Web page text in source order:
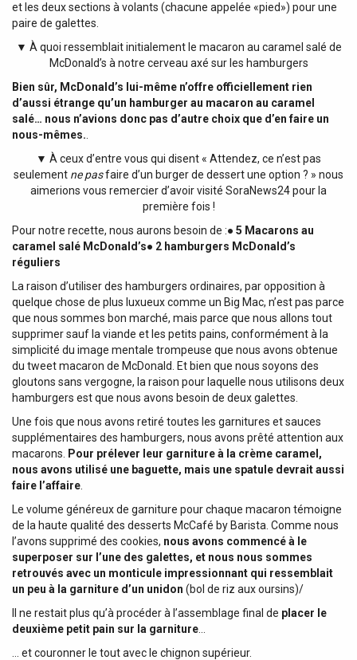
et les deux sections à volants (chacune appelée «pied») pour une
paire de galettes.
▼ À quoi ressemblait initialement le macaron au caramel salé de
McDonald’s à notre cerveau axé sur les hamburgers
Bien sûr, McDonald’s lui-même n’offre officiellement rien
d’aussi étrange qu’un hamburger au macaron au caramel
salé… nous n’avions donc pas d’autre choix que d’en faire un
nous-mêmes.
▼ À ceux d’entre vous qui disent « Attendez, ce n’est pas
seulement ne pasfaire d’un burger de dessert une option ? » nous
aimerions vous remercier d’avoir visité SoraNews24 pour la
première fois !
Pour notre recette, nous aurons besoin de :● 5 Macarons au
caramel salé McDonald’s● 2 hamburgers McDonald’s
réguliers
La raison d’utiliser des hamburgers ordinaires, par opposition à
quelque chose de plus luxueux comme un Big Mac, n’est pas parce
que nous sommes bon marché, mais parce que nous allons tout
supprimer sauf la viande et les petits pains, conformément à la
simplicité du image mentale trompeuse que nous avons obtenue
du tweet macaron de McDonald. Et bien que nous soyons des
gloutons sans vergogne, la raison pour laquelle nous utilisons deux
hamburgers est que nous avons besoin de deux galettes.
Une fois que nous avons retiré toutes les garnitures et sauces
supplémentaires des hamburgers, nous avons prêté attention aux
macarons.
Pour prélever leur garniture à la crème caramel,
nous avons utilisé une baguette, mais une spatule devrait aussi
faire l’affaire
Le volume généreux de garniture pour chaque macaron témoigne
de la haute qualité des desserts McCafé by Barista. Comme nous
l’avons supprimé des cookies, nous avons commencé à le
superposer sur l’une des galettes, et nous nous sommes
retrouvés avec un monticule impressionnant qui ressemblait
un peu à la garniture d’un unidon (bol de riz aux oursins)/
Il ne restait plus qu’à procéder à l’assemblage final de placer le
deuxième petit pain sur la garniture
… et couronner le tout avec le chignon supérieur.